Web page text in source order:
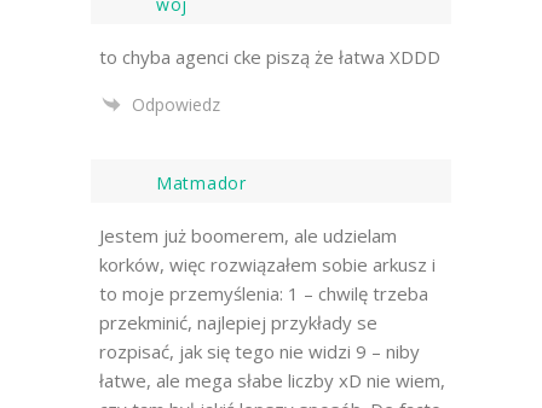
to chyba agenci cke piszą że łatwa XDDD
Odpowiedz
Matmador
Jestem już boomerem, ale udzielam
korków, więc rozwiązałem sobie arkusz i
to moje przemyślenia: 1 – chwilę trzeba
przekminić, najlepiej przykłady se
rozpisać, jak się tego nie widzi 9 – niby
łatwe, ale mega słabe liczby xD nie wiem,